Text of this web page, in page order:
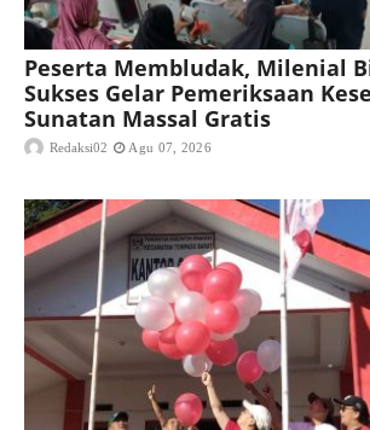
Peserta Membludak, Milenial
Sukses Gelar Pemeriksaan
Sunatan Massal Gratis
Redaksi02 Agu 07, 2026